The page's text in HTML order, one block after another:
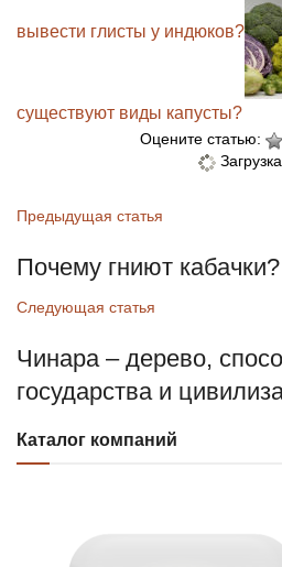
вывести глисты у индюков?
существуют виды капусты?
Оцените статью:
Предыдущая статья
Почему гниют кабачки?
Следующая статья
Чинара – дерево,
государства и
Каталог компаний